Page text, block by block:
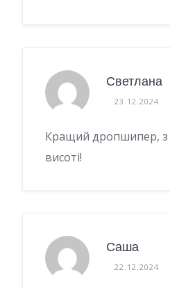
Светлана
23.12.2024
Кращий дропшипер, з
висоті!
Саша
22.12.2024